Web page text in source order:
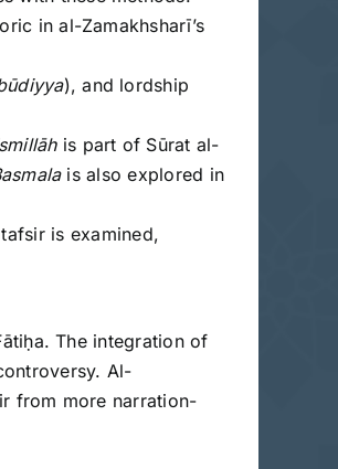
in al-Zamakhsharī’s
), and lordship
is part of Sūrat al-
is also explored in
is examined,
The integration of
Al-
from more narration-